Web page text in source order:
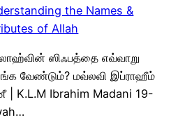
the Names &
of Allah
ஸிஃபத்தை எவ்வாறு
வேண்டும்? மவ்லவி இப்ராஹீம்
| K.L.M Ibrahim Madani 19-